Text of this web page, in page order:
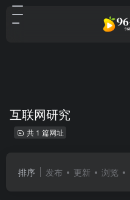
互联网研究
共 1 篇网址
排序 发布 更新 浏览